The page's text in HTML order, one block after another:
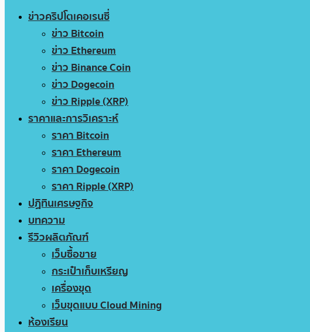
ข่าวคริปโตเคอเรนซี่
ข่าว Bitcoin
ข่าว Ethereum
ข่าว Binance Coin
ข่าว Dogecoin
ข่าว Ripple (XRP)
ราคาและการวิเคราะห์
ราคา Bitcoin
ราคา Ethereum
ราคา Dogecoin
ราคา Ripple (XRP)
ปฏิทินเศรษฐกิจ
บทความ
รีวิวผลิตภัณฑ์
เว็บซื้อขาย
กระเป๋าเก็บเหรียญ
เครื่องขุด
เว็บขุดแบบ Cloud Mining
ห้องเรียน